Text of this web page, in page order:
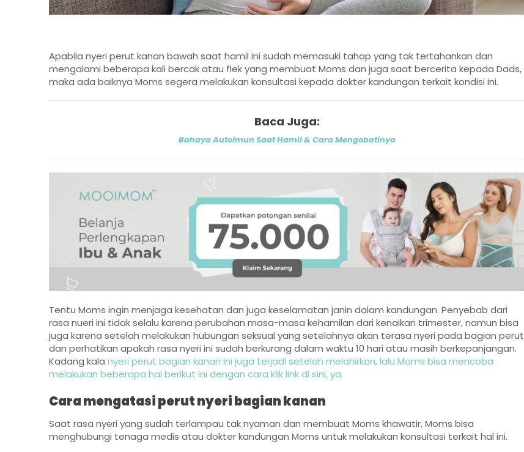
Apabila nyeri perut kanan bawah saat hamil ini sudah memasuki tahap yang tak tertahankan dan
mengalami beberapa kali bercak atau flek yang membuat Moms dan juga saat bercerita kepada Dads,
maka ada baiknya Moms segera melakukan konsultasi kepada dokter kandungan terkait kondisi ini.
Baca Juga:
Bahaya Autoimun Saat Hamil & Cara Mengobatinya
Tentu Moms ingin menjaga kesehatan dan juga keselamatan janin dalam kandungan. Penyebab dari
rasa nueri ini tidak selalu karena perubahan masa-masa kehamilan dari kenaikan trimester, namun bisa
juga karena setelah melakukan hubungan seksual yang setelahnya akan terasa nyeri pada bagian perut
dan perhatikan apakah rasa nyeri ini sudah berkurang dalam waktu 10 hari atau masih berkepanjangan.
Kadang kala nyeri perut bagian kanan ini juga terjadi setelah melahirkan, lalu Moms bisa mencoba
melakukan beberapa hal berikut ini dengan cara klik link di sini, ya.
Cara mengatasi perut nyeri bagian kanan
Saat rasa nyeri yang sudah terlampau tak nyaman dan membuat Moms khawatir, Moms bisa
menghubungi tenaga medis atau dokter kandungan Moms untuk melakukan konsultasi terkait hal ini.